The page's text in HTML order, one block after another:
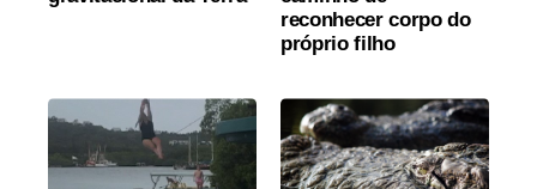
reconhecer corpo do
próprio filho